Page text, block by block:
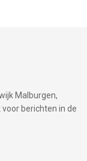
Malburgen,
berichten in de